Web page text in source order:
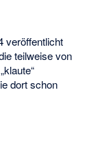
veröffentlicht
teilweise von
dort schon